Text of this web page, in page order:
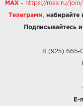
MAX - https://max.ru/join/
Телеграмм набирайте
Подписывайтесь
8 (925) 665-
E-